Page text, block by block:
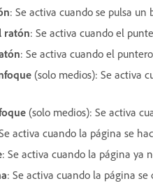
: Se activa cuando se pulsa un
ratón: Se activa cuando el
: Se activa cuando el
(solo medios): Se activa
(solo medios): Se activa
activa cuando la página se
: Se activa cuando la página ya
: Se activa cuando la página